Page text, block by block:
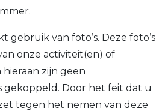
gebruik van foto’s. Deze foto’s
onze activiteit(en) of
zijn geen
gekoppeld. Door het feit dat u
tegen het nemen van deze